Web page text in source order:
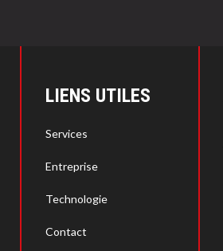
LIENS UTILES
Services
Entreprise
Technologie
Contact